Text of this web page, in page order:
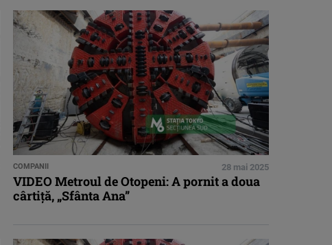
COMPANII 28 mai 2025
VIDEO Metroul de Otopeni: A pornit a doua
cârtiță, „Sfânta Ana”